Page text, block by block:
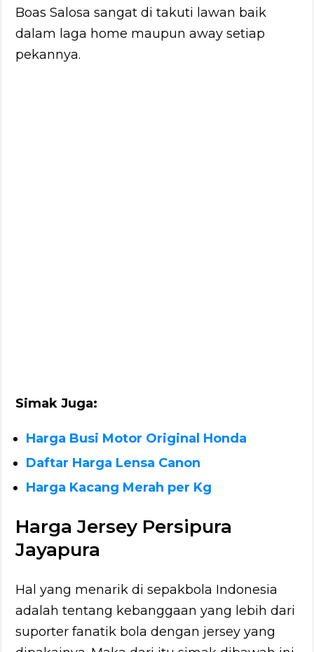
Boas Salosa sangat di takuti lawan baik
dalam laga home maupun away setiap
pekannya.
Simak Juga:
Harga Busi Motor Original Honda
Daftar Harga Lensa Canon
Harga Kacang Merah per Kg
Harga Jersey Persipura
Jayapura
Hal yang menarik di sepakbola Indonesia
adalah tentang kebanggaan yang lebih dari
suporter fanatik bola dengan jersey yang